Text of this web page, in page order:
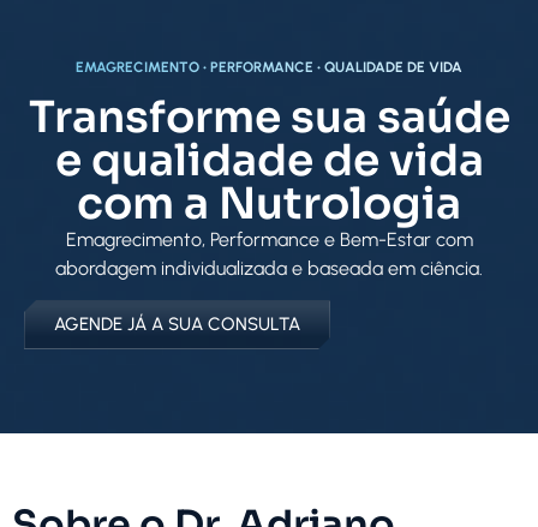
EMAGRECIMENTO • PERFORMANCE • QUALIDADE DE VIDA
Transforme sua saúde
e qualidade de vida
com a Nutrologia
Emagrecimento, Performance e Bem-Estar com
abordagem individualizada e baseada em ciência.
AGENDE JÁ A SUA CONSULTA